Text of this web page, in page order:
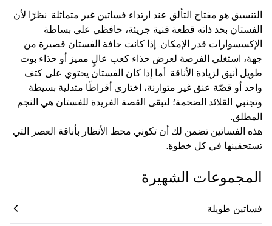
التنسيق هو مفتاح التألق عند ارتداء فساتين غير متماثلة. نظرًا لأن
الفستان بحد ذاته قطعة فنية جريئة، حافظي على بساطة
الإكسسوارات قدر الإمكان. إذا كانت حافة الفستان قصيرة من
جهة، استغلي الفرصة لعرض حذاء كعب عالٍ مميز أو حذاء بوت
طويل أنيق لزيادة الأناقة. أما إذا كان الفستان يحتوي على كتف
واحد أو قصّة عنق غير متوازنة، اختاري أقراطًا متدلية بسيطة
وتجنبي القلائد الضخمة؛ لتبقى القصة الفريدة للفستان هي النجم
المطلق.
هذه الفساتين تضمن لك أن تكوني محط الأنظار بأناقة العصر التي
تستحقينها في كل خطوة.
المجموعات الشهيرة
فساتين طويلة